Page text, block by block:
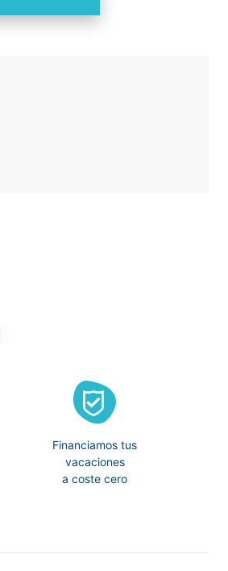
Financiamos tus
vacaciones
a coste cero